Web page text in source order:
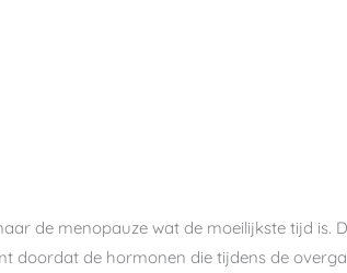
de menopauze wat de moeilijkste tijd is.
doordat de hormonen die tijdens de